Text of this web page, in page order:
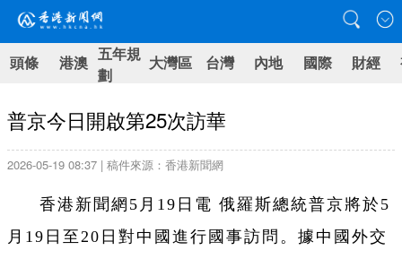
頭條 港澳 五年規
劃
大灣區 台灣 內地 國際 財經
普京今日開啟第25次訪華
2026-05-19 08:37 | 稿件來源：香港新聞網
香港新聞網5月19日電 俄羅斯總統普京將於5
月19日至20日對中國進行國事訪問。據中國外交